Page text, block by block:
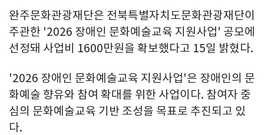
완주문화관광재단은 전북특별자치도문화관광재단이
주관한 '2026 장애인 문화예술교육 지원사업' 공모에
선정돼 사업비 1600만원을 확보했다고 15일 밝혔다.
'2026 장애인 문화예술교육 지원사업'은 장애인의 문
화예술 향유와 참여 확대를 위한 사업이다. 참여자 중
심의 문화예술교육 기반 조성을 목표로 추진되고 있
다.